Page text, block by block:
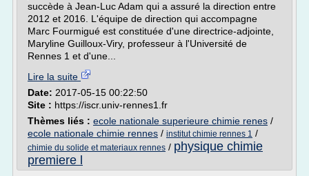
succède à Jean-Luc Adam qui a assuré la direction entre
2012 et 2016. L'équipe de direction qui accompagne
Marc Fourmigué est constituée d'une directrice-adjointe,
Maryline Guilloux-Viry, professeur à l'Université de
Rennes 1 et d'une...
Lire la suite
Date: 2017-05-15 00:22:50
Site : https://iscr.univ-rennes1.fr
Thèmes liés : ecole nationale superieure chimie renes /
ecole nationale chimie rennes / institut chimie rennes 1 /
chimie du solide et materiaux rennes / physique chimie
premiere l